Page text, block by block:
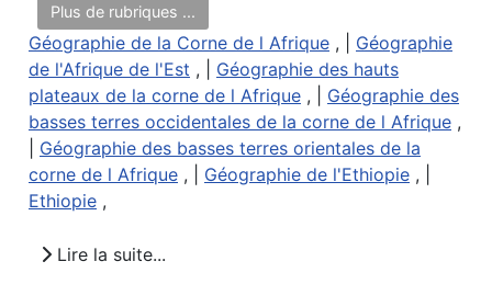
Plus de rubriques ...
Géographie de la Corne de l Afrique , | Géographie
de l'Afrique de l'Est , | Géographie des hauts
plateaux de la corne de l Afrique , | Géographie des
basses terres occidentales de la corne de l Afrique ,
Géographie des basses terres orientales de la
corne de l Afrique , | Géographie de l'Ethiopie , |
Ethiopie ,
Lire la suite...